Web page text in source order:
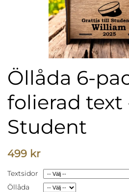
Öllåda 6-
folierad text
Student
499 kr
Textsidor
Öllåda